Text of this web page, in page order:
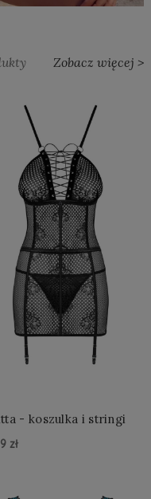
Zobacz więcej >
Basitta - koszulka i stringi
zł